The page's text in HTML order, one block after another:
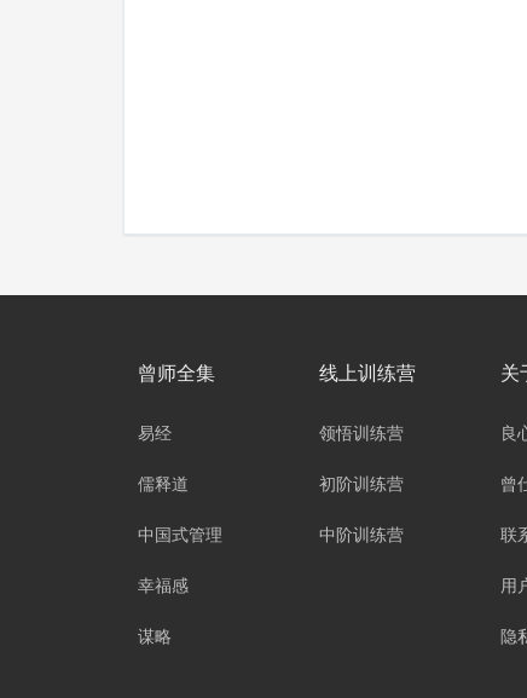
曾师全集
易经
儒释道
中国式管理
幸福感
谋略
线上训练营
领悟训练营
初阶训练营
中阶训练营
关
良
曾
联
用
隐